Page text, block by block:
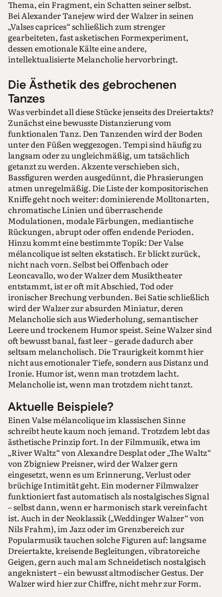
Thema, ein Fragment, ein Schatten seiner selbst.
Bei Alexander Tanejew wird der Walzer in seinen
„Valses caprices“ schließlich zum strenger
gearbeiteten, fast asketischen Formexperiment,
dessen emotionale Kälte eine andere,
intellektualisierte Melancholie hervorbringt.
Die Ästhetik des gebrochenen
Tanzes
Was verbindet all diese Stücke jenseits des Dreiertakts?
Zunächst eine bewusste Distanzierung vom
funktionalen Tanz. Den Tanzenden wird der Boden
unter den Füßen weggezogen. Tempi sind häufig zu
langsam oder zu ungleichmäßig, um tatsächlich
getanzt zu werden. Akzente verschieben sich,
Bassfiguren werden ausgedünnt, die Phrasierungen
atmen unregelmäßig. Die Liste der kompositorischen
Kniffe geht noch weiter: dominierende Molltonarten,
chromatische Linien und überraschende
Modulationen, modale Färbungen, mediantische
Rückungen, abrupt oder offen endende Perioden.
Hinzu kommt eine bestimmte Topik: Der Valse
mélancolique ist selten ekstatisch. Er blickt zurück,
nicht nach vorn. Selbst bei Offenbach oder
Leoncavallo, wo der Walzer dem Musiktheater
entstammt, ist er oft mit Abschied, Tod oder
ironischer Brechung verbunden. Bei Satie schließlich
wird der Walzer zur absurden Miniatur, deren
Melancholie sich aus Wiederholung, semantischer
Leere und trockenem Humor speist. Seine Walzer sind
oft bewusst banal, fast leer – gerade dadurch aber
seltsam melancholisch. Die Traurigkeit kommt hier
nicht aus emotionaler Tiefe, sondern aus Distanz und
Ironie. Humor ist, wenn man trotzdem lacht.
Melancholie ist, wenn man trotzdem nicht tanzt.
Aktuelle Beispiele?
Einen Valse mélancolique im klassischen Sinne
schreibt heute kaum noch jemand. Trotzdem lebt das
ästhetische Prinzip fort. In der Filmmusik, etwa im
„River Waltz“ von Alexandre Desplat oder „The Waltz“
von Zbigniew Preisner, wird der Walzer gern
eingesetzt, wenn es um Erinnerung, Verlust oder
brüchige Intimität geht. Ein moderner Filmwalzer
funktioniert fast automatisch als nostalgisches Signal
– selbst dann, wenn er harmonisch stark vereinfacht
ist. Auch in der Neoklassik („Weddinger Walzer“ von
Nils Frahm), im Jazz oder im Grenzbereich zur
Popularmusik tauchen solche Figuren auf: langsame
Dreiertakte, kreisende Begleitungen, vibratoreiche
Geigen, gern auch mal am Schneidetisch nostalgisch
angeknistert – ein bewusst altmodischer Gestus. Der
Walzer wird hier zur Chiffre, nicht mehr zur Form.